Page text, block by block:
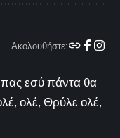
Ακολουθήστε:
πας εσύ πάντα θα
ολέ, Θρύλε ολέ,